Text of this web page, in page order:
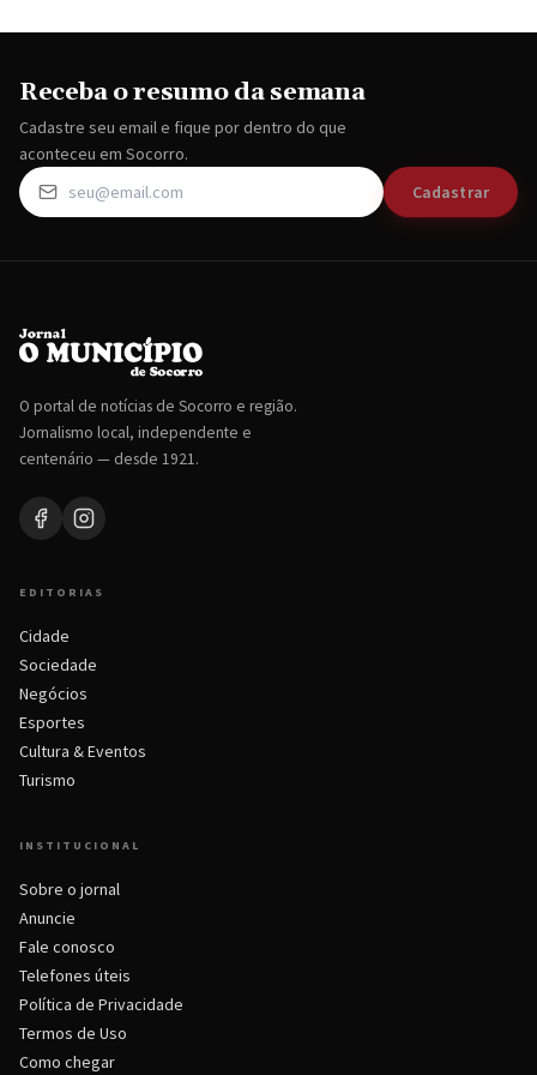
Receba o resumo da semana
Cadastre seu email e fique por dentro do que
aconteceu em Socorro.
Cadastrar
O portal de notícias de Socorro e região.
Jornalismo local, independente e
centenário — desde 1921.
EDITORIAS
Cidade
Sociedade
Negócios
Esportes
Cultura & Eventos
Turismo
INSTITUCIONAL
Sobre o jornal
Anuncie
Fale conosco
Telefones úteis
Política de Privacidade
Termos de Uso
Como chegar